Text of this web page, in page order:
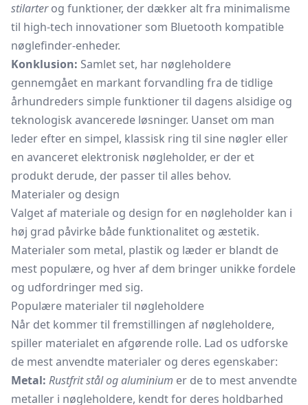
stilarterog funktioner, der dækker alt fra minimalisme
til high-tech innovationer som Bluetooth kompatible
nøglefinder-enheder.
Konklusion: Samlet set, har nøgleholdere
gennemgået en markant forvandling fra de tidlige
århundreders simple funktioner til dagens alsidige og
teknologisk avancerede løsninger. Uanset om man
leder efter en simpel, klassisk ring til sine nøgler eller
en avanceret elektronisk nøgleholder, er der et
produkt derude, der passer til alles behov.
Materialer og design
Valget af materiale og design for en nøgleholder kan i
høj grad påvirke både funktionalitet og æstetik.
Materialer som metal, plastik og læder er blandt de
mest populære, og hver af dem bringer unikke fordele
og udfordringer med sig.
Populære materialer til nøgleholdere
Når det kommer til fremstillingen af nøgleholdere,
spiller materialet en afgørende rolle. Lad os udforske
de mest anvendte materialer og deres egenskaber:
Metal: Rustfrit stål og aluminium er de to mest anvendte
metaller i nøgleholdere, kendt for deres holdbarhed